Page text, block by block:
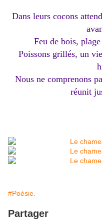
Dans leurs cocons
Feu de bois,
Poissons grillés, un
Nous ne comprenons
réunit
#Poésie.
Partager